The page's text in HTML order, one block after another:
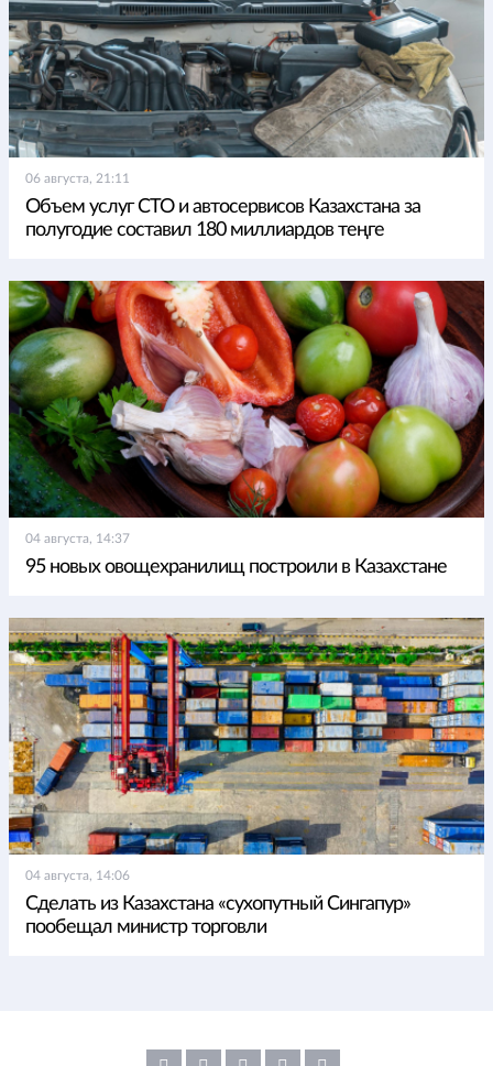
06 августа, 21:11
Объем услуг СТО и автосервисов Казахстана за
полугодие составил 180 миллиардов теңге
04 августа, 14:37
95 новых овощехранилищ построили в Казахстане
04 августа, 14:06
Сделать из Казахстана «сухопутный Сингапур»
пообещал министр торговли